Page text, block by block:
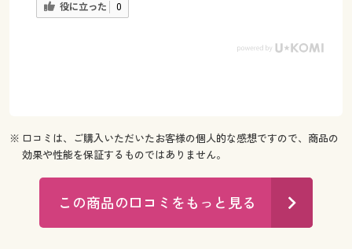
役に立った 0
※ 口コミは、ご購入いただいたお客様の個人的な感想ですので、商品の
効果や性能を保証するものではありません。
この商品の口コミをもっと見る